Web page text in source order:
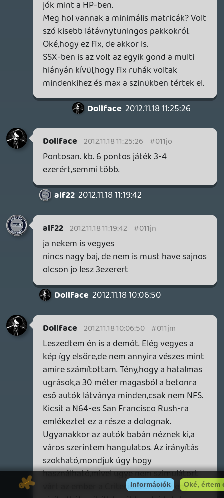
Siman jo es elvezheto. Premier ar sok erte
(ahhoz egy tuning kellett volna ), de
kesobb beszerzos.
A HP-t viszont nem veri. Max autologban.
Max652 2012.11.14 19:58:51 #011je
Akár még az NFS RUN is kevésbé arcade-
abb volt 🙂
2012.11.13 16:30:39
king 2012.11.14 18:09:30 #011jd
Vegulis kinek lenne penze erre,ha nem az
EA-nak. Egyebkent en sem tegnap
csoppentem bele a jatekiparba,es
jatszottam mar sok jo jatekkal,meg
kevesbe jokkal,meg kritikan alluliakkal(
NFSMW az utobbi), de egy a lenyeg az
utobbi evekben egyre lentebb van a
szinvonal jatekok teren,mert a PENZ AZ
UR,es ez szomoru,de akarki akarmit mond
igaz.
ssj4vegita 2012.11.13 20:50:43
lacapaca 2012.11.14 00:47:02 #011jc
Most hogy már kipróbáltam a játékot...az
Egyszerűen semmit nem utálok jobban
ennél a "nyúlós" irányításnál. Olyan mintha
nem is autót, hanem hajót vezetnék.
Képtelen vagyok vele precízen vezetni.
remedy 2012.11.13 21:58:24 #011jb
ez csak a pénz miatt kurva jó játék : D ...
ssj4vegita 2012.11.13 20:50:43
remedy 2012.11.13 21:54:16 #011ja
inkább ne csinált volna semmit a criterion
ehelyett...
#011j9